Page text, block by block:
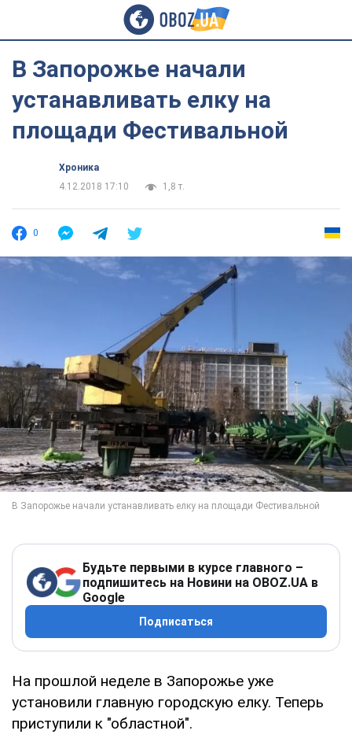
В Запорожье начали
устанавливать елку на
площади Фестивальной
Хроника
4.12.2018 17:10
1,8 т.
0
Будьте первыми в курсе главного –
подпишитесь на Новини на OBOZ.UA в
Google
Подписаться
На прошлой неделе в Запорожье уже
установили главную городскую елку. Теперь
приступили к "областной".